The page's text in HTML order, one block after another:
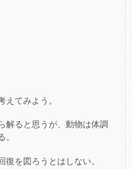
えてみよう。
解ると思うが、動物は体調
。
を図ろうとはしない。